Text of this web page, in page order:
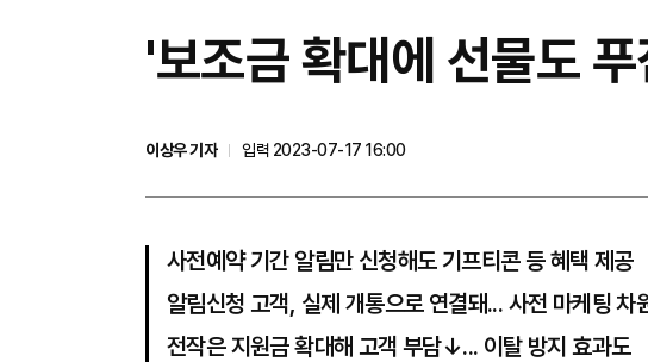
'보조금 확대에 선물도
이상우 기자
입력 2023-07-17 16:00
사전예약 기간 알림만 신청해도 기프티콘 등 혜택 제공
알림신청 고객, 실제 개통으로 연결돼... 사전 마케팅 차
전작은 지원금 확대해 고객 부담↓... 이탈 방지 효과도